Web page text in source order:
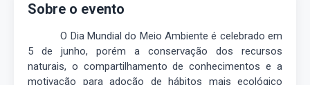
Sobre o evento
O Dia Mundial do Meio Ambiente é celebrado em
5 de junho, porém a conservação dos recursos
naturais, o compartilhamento de conhecimentos e a
motivação para adoção de hábitos mais ecológico